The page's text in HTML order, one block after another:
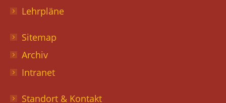
Lehrpläne
Sitemap
Archiv
Intranet
Standort & Kontakt